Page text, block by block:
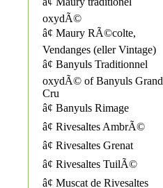
oxydÃ©
â¢ Maury RÃ©colte,
Vendanges (eller Vintage)
â¢ Banyuls Traditionnel
oxydÃ© of Banyuls Grand
Cru
â¢ Banyuls Rimage
â¢ Rivesaltes AmbrÃ©
â¢ Rivesaltes Grenat
â¢ Rivesaltes TuilÃ©
â¢ Muscat de Rivesaltes